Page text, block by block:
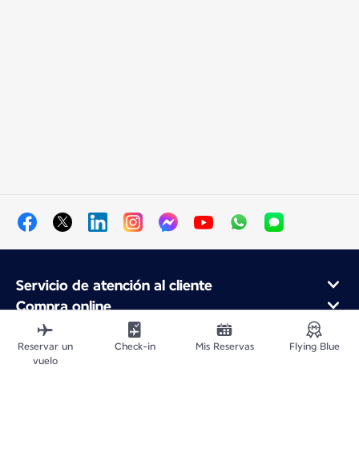
Servicio de atención al cliente
Compra online
Programa de fidelidad y socios
Acerca de Air France
Aplicación móvil Air France
Reservar un
vuelo
Check-in Mis Reservas Flying Blue